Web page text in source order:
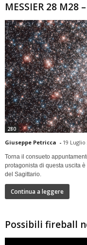
MESSIER 28
280
Giuseppe Petricca - 19 Luglio
Torna il consueto
protagonista di questa uscita
del Sagittario.
Continua a leggere
Possibili fireball